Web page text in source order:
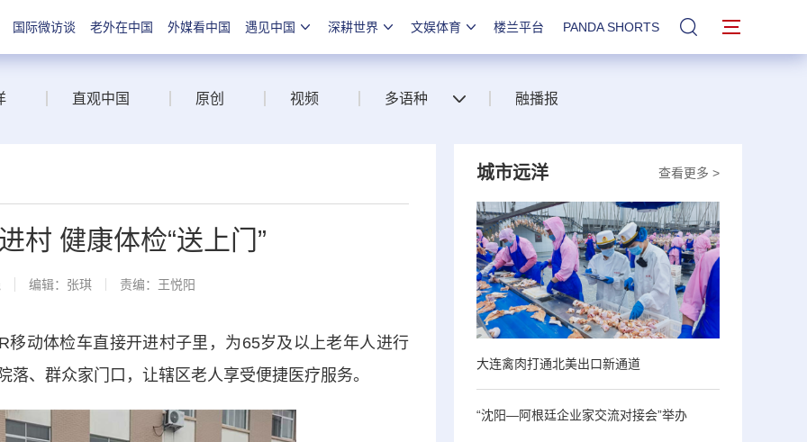
国际微访谈 老外在中国 外媒看中国 遇见中国 深耕世界 文娱体育 楼兰平台 PANDA SHORTS 站内搜索
直观中国 原创 视频 多语种 融播报
村 健康体检“送上门”
编辑：张琪 责编：王悦阳
体检车直接开进村子里，为65岁及以上老年人进行
、群众家门口，让辖区老人享受便捷医疗服务。
查看更多 >
城市远洋
大连禽肉打通北美出口新通道
“沈阳—阿根廷企业家交流对接会”举办